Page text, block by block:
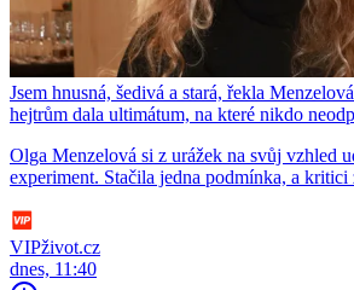
Jsem hnusná, šedivá a stará, řekla
hejtrům dala ultimátum, na které nikdo
Olga Menzelová si z urážek na svůj vzhled
experiment. Stačila jedna podmínka, a
VIPživot.cz
dnes, 11:40